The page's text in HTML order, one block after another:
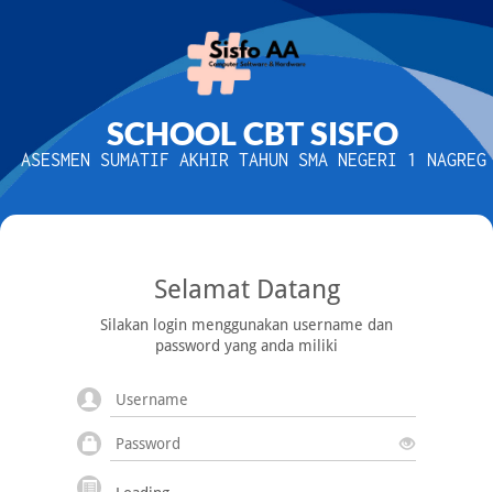
SCHOOL CBT SISFO
ASESMEN SUMATIF AKHIR TAHUN SMA NEGERI 1 NAGREG
Selamat Datang
Silakan login menggunakan username dan
password yang anda miliki